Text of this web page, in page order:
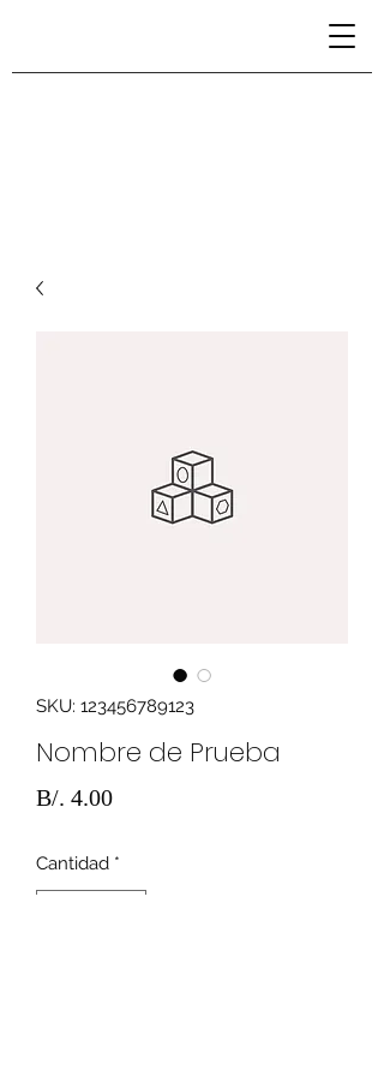
SKU: 123456789123
Nombre de Prueba
B/. 4.00Precio
Cantidad *